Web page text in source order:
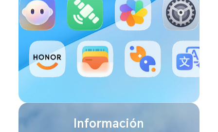
Información